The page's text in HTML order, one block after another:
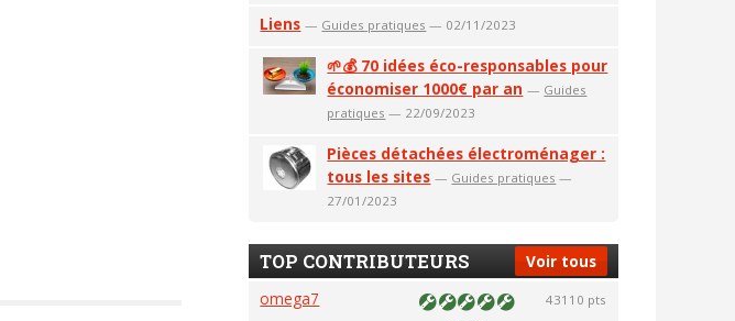
Liens — Guides pratiques — 02/11/2023
🌱💰 70 idées éco-responsables pour
économiser 1000€ par an — Guides
pratiques — 22/09/2023
Pièces détachées électroménager :
tous les sites — Guides pratiques —
27/01/2023
Voir tous
TOP CONTRIBUTEURS
omega7 43110 pts